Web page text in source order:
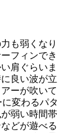
も弱くなり
フィンでき
肩ぐらいま
良い波が立
ーが吹いて
変わるパタ
弱い時間帯
どが遊べる